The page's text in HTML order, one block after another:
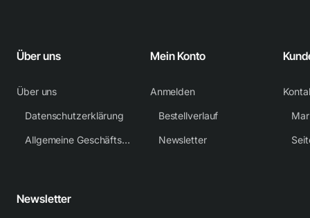
Über uns
Über uns
Datenschutzerklärung
Allgemeine Geschäftsbedingungen
Mein Konto
Anmelden
Bestellverlauf
Newsletter
Newsletter